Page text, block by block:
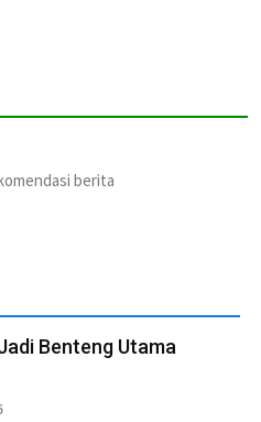
berita
Benteng Utama